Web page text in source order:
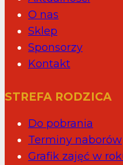
O nas
Sklep
Sponsorzy
Kontakt
STREFA RODZICA
Do pobrania
Terminy naborów
Grafik zajęć w